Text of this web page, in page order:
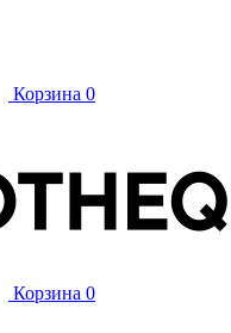
Корзина 0
Корзина 0